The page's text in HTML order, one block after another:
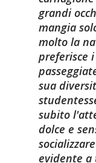
grandi
mangia
molto la
preferisce
sua
subito
dolce e
evidente